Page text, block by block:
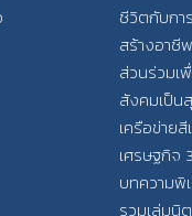
ชีวิตกับกา
สร้างอาชี
ส่วนร่วมเ
สังคมเป็น
เครือข่ายสี
เศรษฐกิจ
บทความพิ
รวมเล่มนิ